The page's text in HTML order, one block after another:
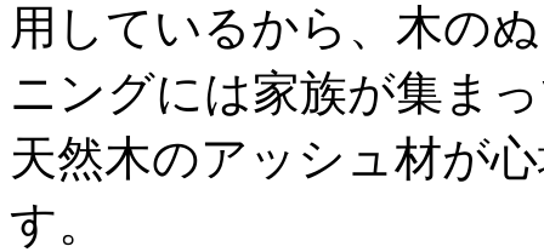
用しているから、木の
ニングには家族が集ま
天然木のアッシュ材が
す。